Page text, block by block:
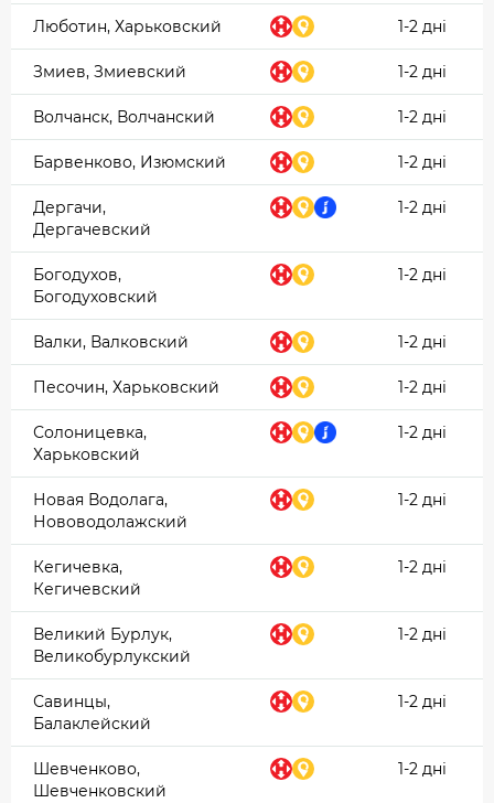
Люботин, Харьковский 1-2 дні
Змиев, Змиевский 1-2 дні
Волчанск, Волчанский 1-2 дні
Барвенково, Изюмский 1-2 дні
Дергачи,
Дергачевский
1-2 дні
Богодухов,
Богодуховский
1-2 дні
Валки, Валковский 1-2 дні
Песочин, Харьковский 1-2 дні
Солоницевка,
Харьковский
1-2 дні
Новая Водолага,
Нововодолажский
1-2 дні
Кегичевка,
Кегичевский
1-2 дні
Великий Бурлук,
Великобурлукский
1-2 дні
Савинцы,
Балаклейский
1-2 дні
Шевченково,
Шевченковский
1-2 дні